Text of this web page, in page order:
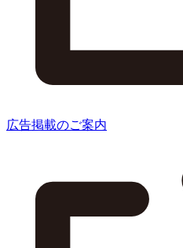
広告掲載のご案内